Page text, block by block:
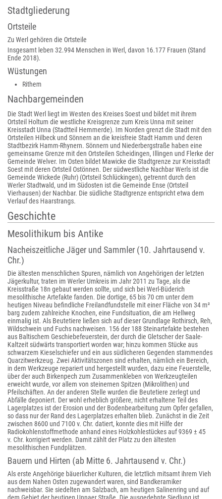
Stadtgliederung
Ortsteile
Zu Werl gehören die Ortsteile
Insgesamt leben 32.994 Menschen in Werl, davon 16.177 Frauen (Stand
Ende 2018).
Wüstungen
Rithem
Nachbargemeinden
Die Stadt Werl liegt im Westen des Kreises Soest und bildet mit ihrem
Ortsteil Holtum die westliche Kreisgrenze zum Kreis Unna mit seiner
Kreisstadt Unna (Stadtteil Hemmerde). Im Norden grenzt die Stadt mit den
Ortsteilen Hilbeck und Sönnern an die kreisfreie Stadt Hamm und deren
Stadtbezirk Hamm-Rhynern. Sönnern und Niederbergstraße haben eine
gemeinsame Grenze mit den Ortsteilen Scheidingen, Illingen und Flerke der
Gemeinde Welver. Im Osten bildet Mawicke die Stadtgrenze zur Kreisstadt
Soest mit deren Ortsteil Ostönnen. Der südwestliche Nachbar Werls ist die
Gemeinde Wickede (Ruhr) (Ortsteil Schlückingen), getrennt durch den
Werler Stadtwald, und im Südosten ist die Gemeinde Ense (Ortsteil
Vierhausen) der Nachbar. Die südliche Stadtgrenze entspricht etwa dem
Verlauf des Haarstrangs.
Geschichte
Mesolithikum bis Antike
Nacheiszeitliche Jäger und Sammler (10. Jahrtausend v.
Chr.)
Die ältesten menschlichen Spuren, nämlich von Angehörigen der letzten
Jägerkultur, traten im Werler Umkreis im Jahr 2011 zu Tage, als die
Kreisstraße 18n gebaut werden sollte, und sich bei Werl-Büderich
mesolithische Artefakte fanden. Die dortige, 65 bis 70 cm unter dem
heutigen Niveau befindliche Freilandfundstelle mit einer Fläche von 34 m²
barg zudem zahlreiche Knochen, eine Fundsituation, die am Hellweg
einmalig ist. Als Beutetiere ließen sich auf dieser Grundlage Rothirsch, Reh,
Wildschwein und Fuchs nachweisen. 156 der 188 Steinartefakte bestehen
aus Baltischem Geschiebefeuerstein, der durch die Gletscher der Saale-
Kaltzeit südwärts transportiert worden war; hinzu kommen Stücke aus
schwarzem Kieselschiefer und ein aus südlicheren Gegenden stammendes
Quarzitwerkzeug. Zwei Aktivitätszonen sind erhalten, nämlich ein Bereich,
in dem Werkzeuge repariert und hergestellt wurden, dazu eine Feuerstelle,
über der auch Birkenpech zum Zusammenkleben von Werkzeugteilen
erweicht wurde, vor allem von steinernen Spitzen (Mikrolithen) und
Pfeilschäften. An der anderen Stelle wurden die Beutetiere zerlegt und
Abfälle deponiert. Der wohl erheblich größere, nicht erhaltene Teil des
Lagerplatzes ist der Erosion und der Bodenbearbeitung zum Opfer gefallen,
so dass nur der Rand des Lagerplatzes erhalten blieb. Zunächst in die Zeit
zwischen 8600 und 7100 v. Chr. datiert, konnte dies mit Hilfe der
Radiokohlenstoffmethode anhand eines Holzkohlestückes auf 9369 ± 45
v. Chr. korrigiert werden. Damit zählt der Platz zu den ältesten
mesolithischen Fundplätzen.
Bauern und Hirten (ab Mitte 6. Jahrtausend v. Chr.)
Als erste Angehörige bäuerlicher Kulturen, die letztlich mitsamt ihrem Vieh
aus dem Nahen Osten zugewandert waren, sind Bandkeramiker
nachweisbar. Sie siedelten am Salzbach, am heutigen Salinenring und auf
dem Gebiet der heutigen Unnaer Straße. Die ausgedehnte Siedlung ist